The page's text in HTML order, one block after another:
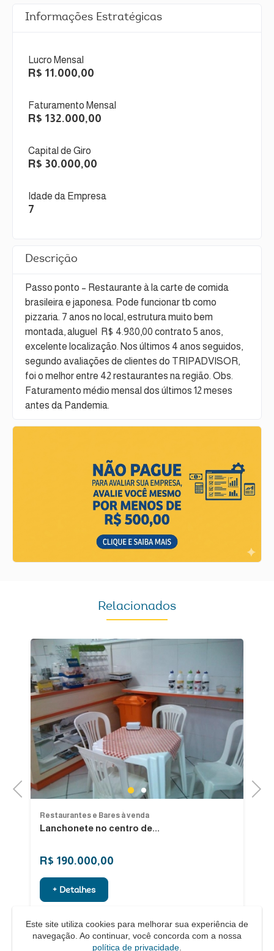
Informações Estratégicas
Lucro Mensal
R$ 11.000,00
Faturamento Mensal
R$ 132.000,00
Capital de Giro
R$ 30.000,00
Idade da Empresa
7
Descrição
Passo ponto – Restaurante à la carte de comida
brasileira e japonesa. Pode funcionar tb como
pizzaria. 7 anos no local, estrutura muito bem
montada, aluguel R$ 4.980,00 contrato 5 anos,
excelente localização. Nos últimos 4 anos seguidos,
segundo avaliações de clientes do TRIPADVISOR,
foi o melhor entre 42 restaurantes na região. Obs.
Faturamento médio mensal dos últimos 12 meses
antes da Pandemia.
Relacionados
Previous 1 2
Restaurantes e Bares à venda
Lanchonete no centro de...
R$ 190.000,00
+ Detalhes
Next
Este site utiliza cookies para melhorar sua experiência de
navegação. Ao continuar, você concorda com a nossa
política de privacidade